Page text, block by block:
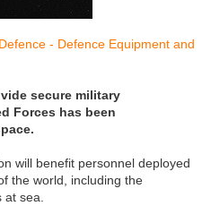
- Defence Equipment and
secure military
Forces has been
will benefit personnel deployed
the world, including the
sea.